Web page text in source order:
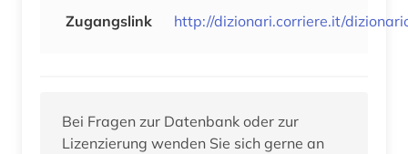
Zugangslink
http://dizionari.corriere.it/
Bei Fragen zur Datenbank oder zur
Lizenzierung wenden Sie sich gerne an